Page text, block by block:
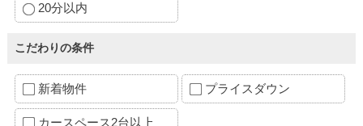
20分以内
こだわりの条件
新着物件 プライスダウン
カースペース2台以上